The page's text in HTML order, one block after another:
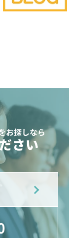
お探しなら
さい